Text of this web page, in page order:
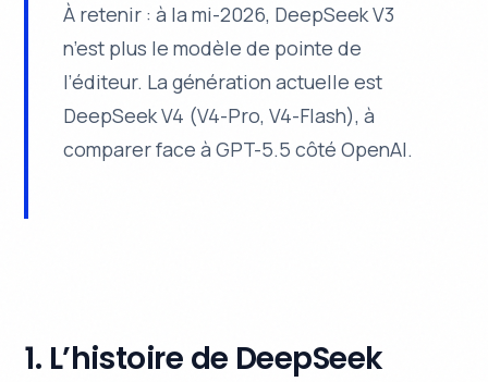
À retenir : à la mi-2026, DeepSeek V3
n’est plus le modèle de pointe de
l’éditeur. La génération actuelle est
DeepSeek V4 (V4-Pro, V4-Flash), à
comparer face à GPT-5.5 côté OpenAI.
1. L’histoire de DeepSeek